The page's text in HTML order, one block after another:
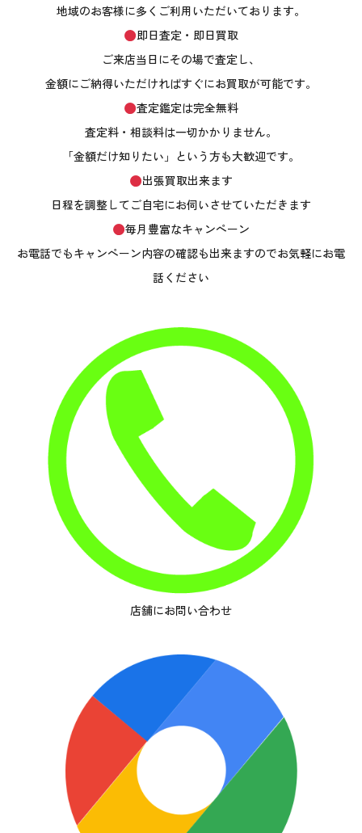
地域のお客様に多くご利用いただいております。
即日査定・即日買取
ご来店当日にその場で査定し、
金額にご納得いただければすぐにお買取が可能です。
査定鑑定は完全無料
査定料・相談料は一切かかりません。
「金額だけ知りたい」という方も大歓迎です。
出張買取出来ます
日程を調整してご自宅にお伺いさせていただきます
毎月豊富なキャンペーン
お電話でもキャンペーン内容の確認も出来ますのでお気軽にお電
話ください
店舗にお問い合わせ